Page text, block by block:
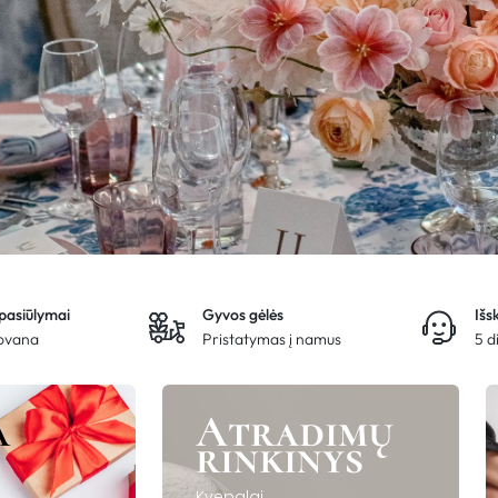
Gyvos gėlės
Pristatymas į namus
5
Atradimų
rinkinys